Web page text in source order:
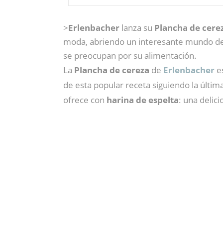
>Erlenbacher lanza su Plancha de
moda, abriendo un interesante mundo
se preocupan por su alimentación.
La Plancha de cereza de Erlenbacher
de esta popular receta siguiendo la
ofrece con harina de espelta: una